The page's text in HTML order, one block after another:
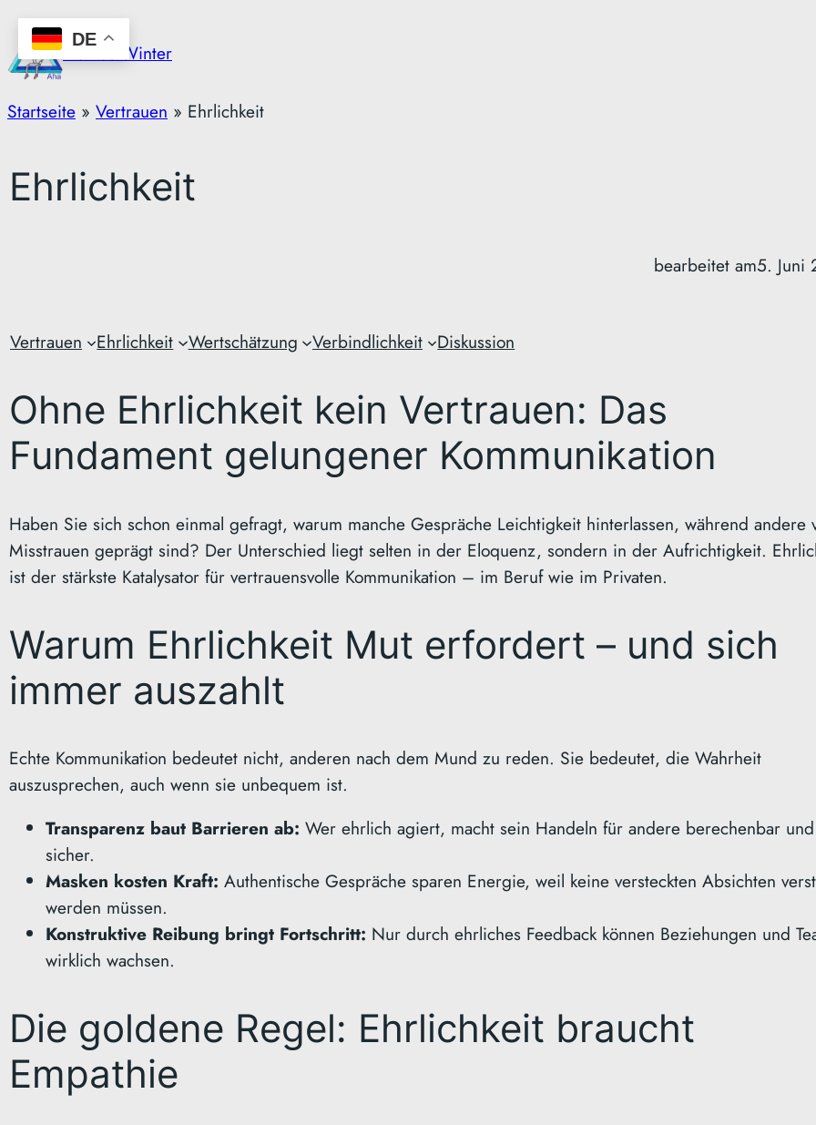
Zum
Inhalt
springen
Markus Winter
Startseite » Vertrauen » Ehrlichkeit
Ehrlichkeit
bearbeitet am5. Juni
Vertrauen Ehrlichkeit Wertschätzung Verbindlichkeit Diskussion
Ohne Ehrlichkeit kein Vertrauen: Das
Fundament gelungener Kommunikation
Haben Sie sich schon einmal gefragt, warum manche Gespräche Leichtigkeit hinterlassen, während andere
Misstrauen geprägt sind? Der Unterschied liegt selten in der Eloquenz, sondern in der Aufrichtigkeit.
ist der stärkste Katalysator für vertrauensvolle Kommunikation – im Beruf wie im Privaten.
Warum Ehrlichkeit Mut erfordert – und sich
immer auszahlt
Echte Kommunikation bedeutet nicht, anderen nach dem Mund zu reden. Sie bedeutet, die Wahrheit
auszusprechen, auch wenn sie unbequem ist.
Transparenz baut Barrieren ab: Wer ehrlich agiert, macht sein Handeln für andere berechenbar und
sicher.
Masken kosten Kraft: Authentische Gespräche sparen Energie, weil keine versteckten Absichten
werden müssen.
Konstruktive Reibung bringt Fortschritt: Nur durch ehrliches Feedback können Beziehungen und
wirklich wachsen.
Die goldene Regel: Ehrlichkeit braucht
Empathie
DE